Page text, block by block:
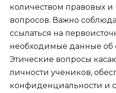
количеством правовых и
вопросов. Важно
ссылаться на
необходимые данные об
Этические вопросы
личности учеников,
конфиденциальности и